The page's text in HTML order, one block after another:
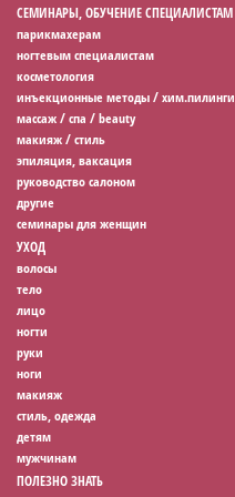
СЕМИНАРЫ, ОБУЧЕНИЕ СПЕЦИАЛИСТАМ
парикмахерам
ногтевым специалистам
косметология
инъекционные методы / хим.пилинги
массаж / спа / beauty
макияж / стиль
эпиляция, ваксация
руководство салоном
другие
семинары для женщин
УХОД
волосы
тело
лицо
ногти
руки
ноги
макияж
стиль, одежда
детям
мужчинам
ПОЛЕЗНО ЗНАТЬ